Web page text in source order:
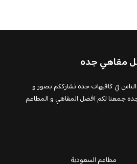
مقاهي جده
في كافيهات جده نشارككم بصور و
جمعنا لكم افضل المقاهي و المطاعم
مطاعم السعودية